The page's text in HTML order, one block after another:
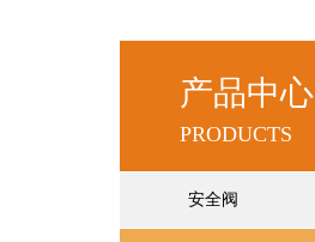
产品中心
PRODUCTS
安全阀